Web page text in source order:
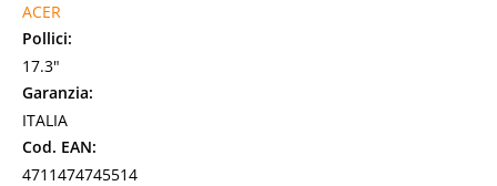
ACER
Pollici:
17.3"
Garanzia:
ITALIA
Cod. EAN:
4711474745514